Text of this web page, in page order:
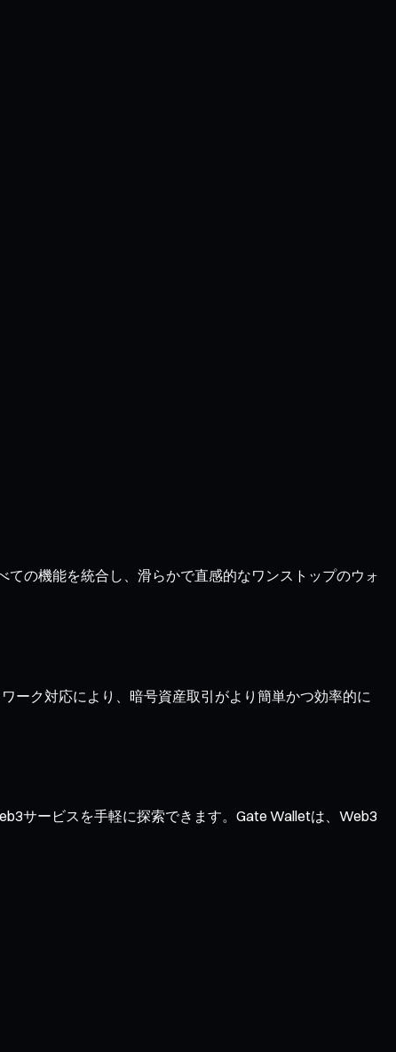
の機能を統合し、滑らかで直感的なワンストップのウォ
ーク対応により、暗号資産取引がより簡単かつ効率的に
サービスを手軽に探索できます。Gate Walletは、Web3